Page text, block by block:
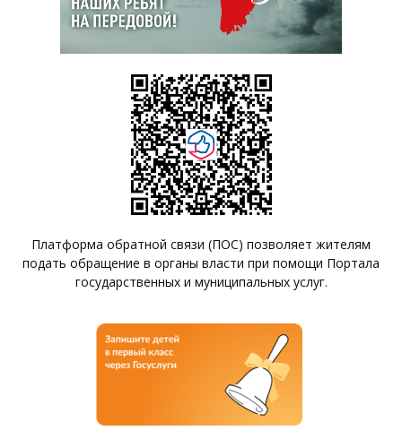
Платформа обратной связи (ПОС) позволяет жителям
подать обращение в органы власти при помощи Портала
государственных и муниципальных услуг.